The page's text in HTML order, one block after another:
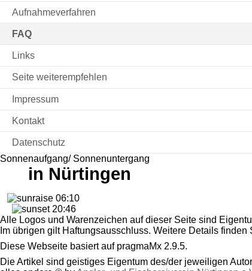
Aufnahmeverfahren
FAQ
Links
Seite weiterempfehlen
Impressum
Kontakt
Datenschutz
Sonnenaufgang/ Sonnenuntergang
in Nürtingen
06:10
20:46
Alle Logos und Warenzeichen auf dieser Seite sind
Im übrigen gilt Haftungsausschluss. Weitere Details finden
Diese Webseite basiert auf pragmaMx 2.9.5.
Die Artikel sind geistiges Eigentum des/der jeweiligen